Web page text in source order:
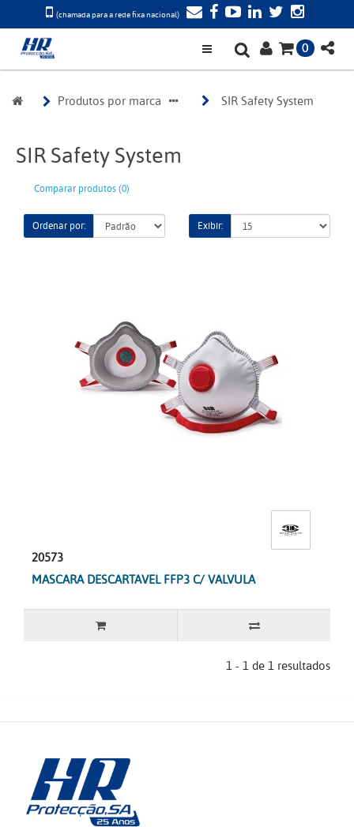
(chamada para a rede fixa nacional)
0
Produtos por marca SIR Safety System
SIR Safety System
Comparar produtos (0)
Ordenar por: Exibir:
20573
MASCARA DESCARTAVEL FFP3 C/ VALVULA
1 - 1 de 1 resultados